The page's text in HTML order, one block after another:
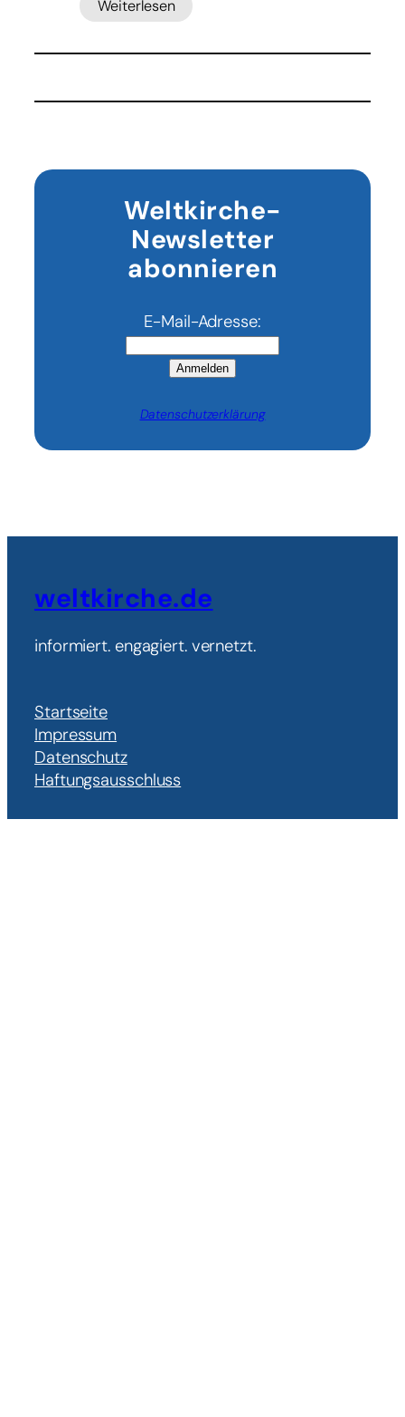
Weiterlesen
:
ins
Weltkirche-
Newsletter
abonnieren
E-Mail-Adresse:
Anmelden
Datenschutzerklärung
weltkirche.de
informiert. engagiert. vernetzt.
Startseite
Impressum
Datenschutz
Haftungsausschluss